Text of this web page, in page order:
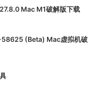
Mac M1破解版下载
(Beta) Mac虚拟机破